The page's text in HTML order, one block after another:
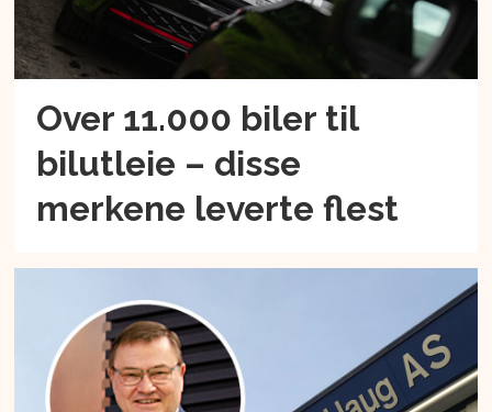
Over 11.000 biler til
bilutleie – disse
merkene leverte flest